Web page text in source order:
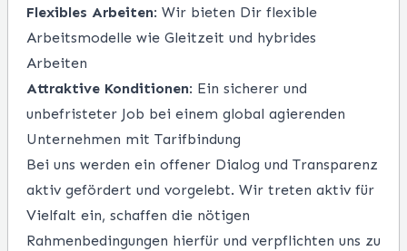
Flexibles Arbeiten: Wir bieten Dir flexible
Arbeitsmodelle wie Gleitzeit und hybrides
Arbeiten
Attraktive Konditionen: Ein sicherer und
unbefristeter Job bei einem global agierenden
Unternehmen mit Tarifbindung
Bei uns werden ein offener Dialog und Transparenz
aktiv gefördert und vorgelebt. Wir treten aktiv für
Vielfalt ein, schaffen die nötigen
Rahmenbedingungen hierfür und verpflichten uns zu